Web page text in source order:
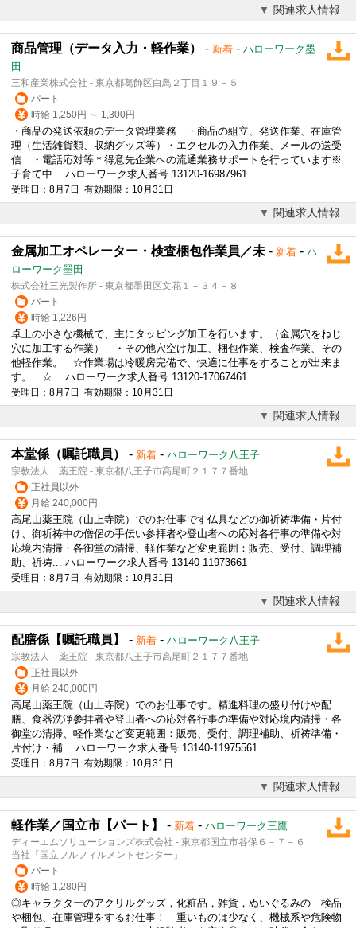
関連求人情報
商品管理（データ入力・軽作業） - 新着 - ハローワーク墨
田
三和産業株式会社 - 東京都葛飾区白鳥２丁目１９－５
パート
時給 1,250円 ～ 1,300円
・商品の発送依頼のデータ管理業務 ・商品の組立、発送作業、在庫管
理（生活雑貨類、収納グッズ等）・エクセルの入力作業、メールの送受
信 ・電話応対等＊得意先企業への流通業務サポートを行っています※
子育て中... ハローワーク求人番号 13120-16987961
受理日：8月7日 有効期限：10月31日
関連求人情報
金属加工オペレーター・検査梱包作業員／未 - 新着 - ハ
ローワーク墨田
株式会社三光製作所 - 東京都墨田区文花１－３４－８
パート
時給 1,226円
卓上の小さな機械で、主にタッピング加工を行います。（金属穴をねじ
穴に加工する作業） ・その他穴空け加工、梱包作業、検査作業、その
他軽作業。 ☆作業場は冷暖房完備で、快適に仕事をすることが出来ま
す。 ☆... ハローワーク求人番号 13120-17067461
受理日：8月7日 有効期限：10月31日
関連求人情報
本堂係（嘱託職員） - 新着 - ハローワーク八王子
宗教法人 薬王院 - 東京都八王子市高尾町２１７７番地
正社員以外
月給 240,000円
高尾山薬王院（山上寺院）でのお仕事です仏具などの御祈祷準備・片付
け、御祈祷中の僧侶の手伝い参拝者や登山者への応対各行事の準備や対
応境内清掃・各御堂の清掃、 軽作業など変更範囲：販売、受付、調理補
助、祈祷... ハローワーク求人番号 13140-11973661
受理日：8月7日 有効期限：10月31日
関連求人情報
配膳係【嘱託職員】 - 新着 - ハローワーク八王子
宗教法人 薬王院 - 東京都八王子市高尾町２１７７番地
正社員以外
月給 240,000円
高尾山薬王院（山上寺院）でのお仕事です。精進料理の盛り付けや配
膳、食器洗浄参拝者や登山者への応対各行事の準備や対応境内清掃・各
御堂の清掃、 軽作業など変更範囲：販売、受付、調理補助、祈祷準備・
片付け・補... ハローワーク求人番号 13140-11975561
受理日：8月7日 有効期限：10月31日
関連求人情報
軽作業／国立市【パート】 - 新着 - ハローワーク三鷹
ディーエムソリューションズ株式会社 - 東京都国立市谷保６－７－６
当社「国立フルフィルメントセンター」
パート
時給 1,280円
◎キャラクターのアクリルグッズ，化粧品，雑貨，ぬいぐるみの 検品
や梱包、在庫管理をするお仕事！ 重いものは少なく、機械系や危険物